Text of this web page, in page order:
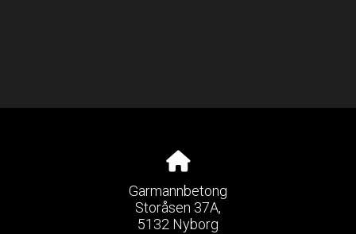
Garmannbetong
Storåsen 37A,
5132 Nyborg